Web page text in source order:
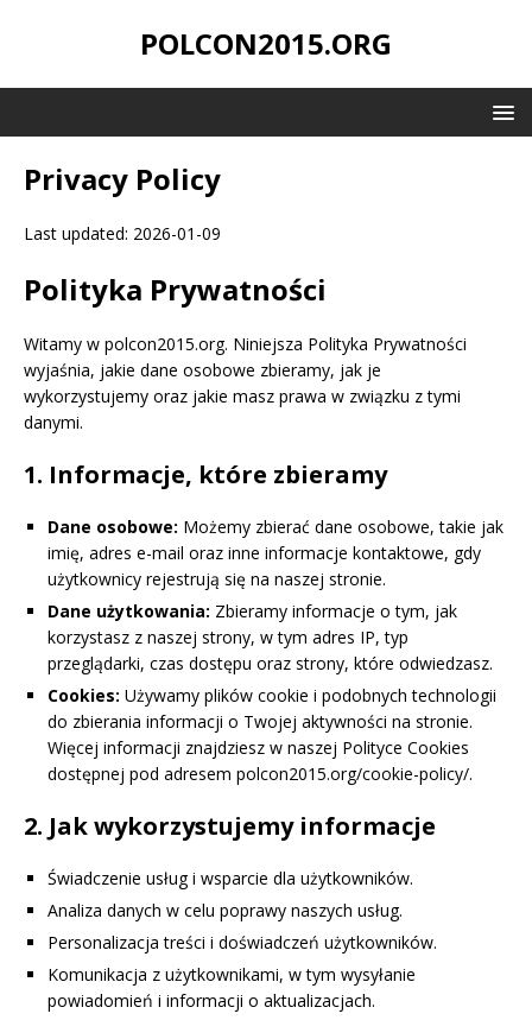
POLCON2015.ORG
Privacy Policy
Last updated: 2026-01-09
Polityka Prywatności
Witamy w polcon2015.org. Niniejsza Polityka Prywatności
wyjaśnia, jakie dane osobowe zbieramy, jak je
wykorzystujemy oraz jakie masz prawa w związku z tymi
danymi.
1. Informacje, które zbieramy
Dane osobowe: Możemy zbierać dane osobowe, takie jak
imię, adres e-mail oraz inne informacje kontaktowe, gdy
użytkownicy rejestrują się na naszej stronie.
Dane użytkowania: Zbieramy informacje o tym, jak
korzystasz z naszej strony, w tym adres IP, typ
przeglądarki, czas dostępu oraz strony, które odwiedzasz.
Cookies: Używamy plików cookie i podobnych technologii
do zbierania informacji o Twojej aktywności na stronie.
Więcej informacji znajdziesz w naszej Polityce Cookies
dostępnej pod adresem polcon2015.org/cookie-policy/.
2. Jak wykorzystujemy informacje
Świadczenie usług i wsparcie dla użytkowników.
Analiza danych w celu poprawy naszych usług.
Personalizacja treści i doświadczeń użytkowników.
Komunikacja z użytkownikami, w tym wysyłanie
powiadomień i informacji o aktualizacjach.